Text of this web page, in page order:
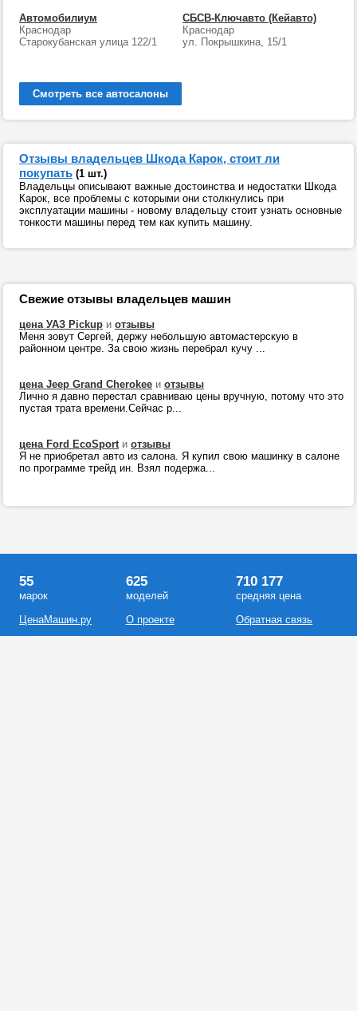
Автомобилиум
Краснодар
Старокубанская улица 122/1
СБСВ-Ключавто (Кейавто)
Краснодар
ул. Покрышкина, 15/1
Смотреть все автосалоны
Отзывы владельцев Шкода Карок, стоит ли
покупать (1 шт.)
Владельцы описывают важные достоинства и недостатки Шкода
Карок, все проблемы с которыми они столкнулись при
эксплуатации машины - новому владельцу стоит узнать основные
тонкости машины перед тем как купить машину.
Свежие отзывы владельцев машин
цена УАЗ Pickup и отзывы
Меня зовут Сергей, держу небольшую автомастерскую в
районном центре. За свою жизнь перебрал кучу ...
цена Jeep Grand Cherokee и отзывы
Лично я давно перестал сравниваю цены вручную, потому что это
пустая трата времени.Сейчас р...
цена Ford EcoSportи отзывы
Я не приобретал авто из салона. Я купил свою машинку в салоне
по программе трейд ин. Взял подержа...
55
марок
ЦенаМашин.ру
625
моделей
О проекте
710 177
средняя цена
Обратная связь